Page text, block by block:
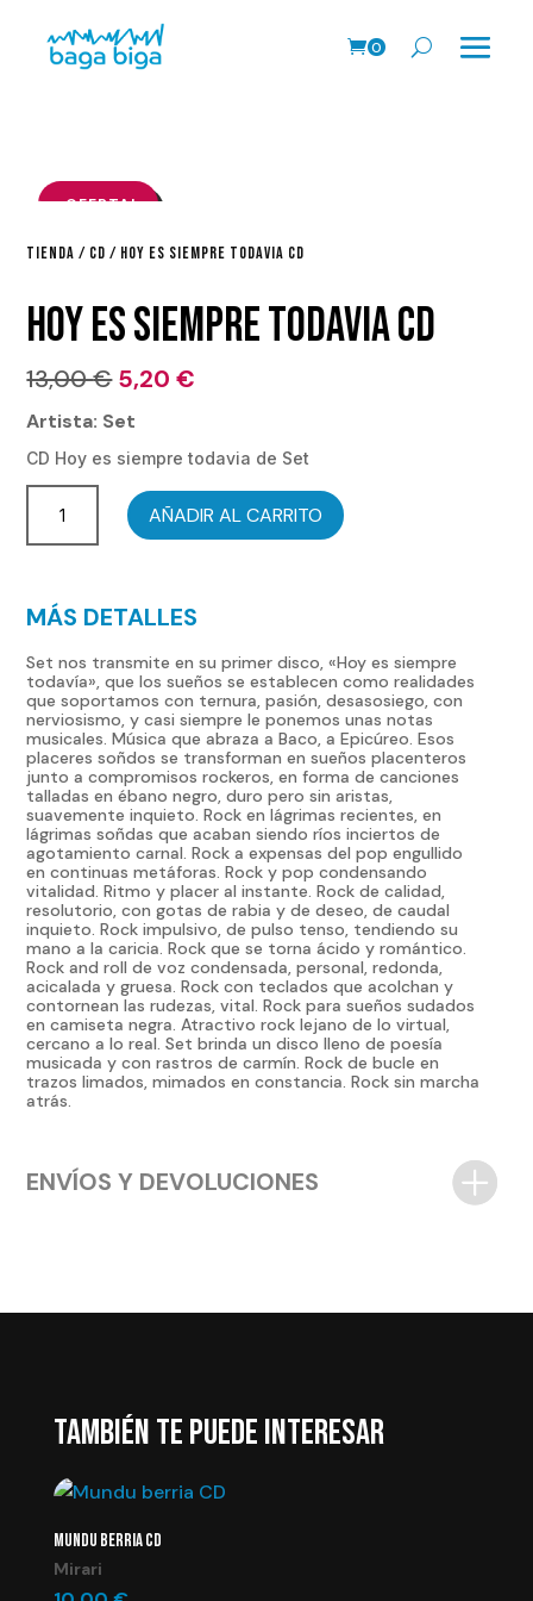
0
¡OFERTA!
TIENDA / CD / HOY ES SIEMPRE TODAVIA CD
HOY ES SIEMPRE TODAVIA CD
13,00€ El
precio
era:
13,00 €.
5,20€
es:
5,20 €.
Artista: Set
CD Hoy es siempre todavia de Set
CD
cantidad
AÑADIR AL CARRITO
MÁS DETALLES
Set nos transmite en su primer disco, «Hoy es siempre
todavía», que los sueños se establecen como realidades
que soportamos con ternura, pasión, desasosiego, con
nerviosismo, y casi siempre le ponemos unas notas
musicales. Música que abraza a Baco, a Epicúreo. Esos
placeres soñdos se transforman en sueños placenteros
junto a compromisos rockeros, en forma de canciones
talladas en ébano negro, duro pero sin aristas,
suavemente inquieto. Rock en lágrimas recientes, en
lágrimas soñdas que acaban siendo ríos inciertos de
agotamiento carnal. Rock a expensas del pop engullido
en continuas metáforas. Rock y pop condensando
vitalidad. Ritmo y placer al instante. Rock de calidad,
resolutorio, con gotas de rabia y de deseo, de caudal
inquieto. Rock impulsivo, de pulso tenso, tendiendo su
mano a la caricia. Rock que se torna ácido y romántico.
Rock and roll de voz condensada, personal, redonda,
acicalada y gruesa. Rock con teclados que acolchan y
contornean las rudezas, vital. Rock para sueños sudados
en camiseta negra. Atractivo rock lejano de lo virtual,
cercano a lo real. Set brinda un disco lleno de poesía
musicada y con rastros de carmín. Rock de bucle en
trazos limados, mimados en constancia. Rock sin marcha
atrás.
ENVÍOS Y DEVOLUCIONES
TAMBIÉN TE PUEDE INTERESAR
MUNDU BERRIA CD
Mirari